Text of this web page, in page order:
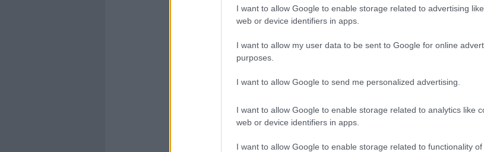
I want to allow Google to enable storage related to advertising
web or device identifiers in apps.
I want to allow my user data to be sent to Google for online
purposes.
I want to allow Google to send me personalized advertising.
I want to allow Google to enable storage related to analytics like
web or device identifiers in apps.
I want to allow Google to enable storage related to functionality